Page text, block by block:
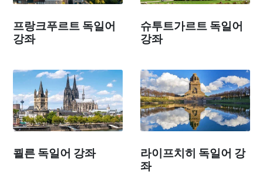
프랑크푸르트 독일어
강좌
슈투트가르트 독일어
강좌
쾰른 독일어 강좌
라이프치히 독일어 강
좌